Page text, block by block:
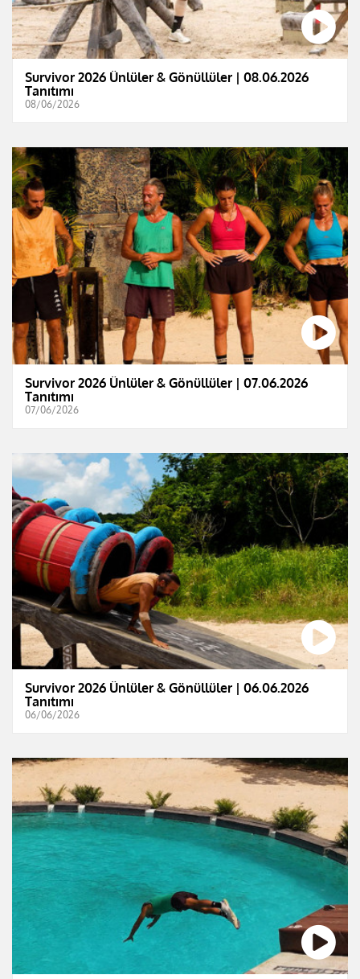
Survivor 2026 Ünlüler & Gönüllüler | 08.06.2026
Tanıtımı
08/06/2026
Survivor 2026 Ünlüler & Gönüllüler | 07.06.2026
Tanıtımı
07/06/2026
Survivor 2026 Ünlüler & Gönüllüler | 06.06.2026
Tanıtımı
06/06/2026